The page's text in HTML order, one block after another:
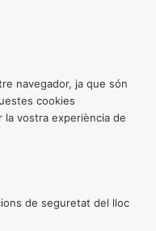
navegador, ja que són
cookies
la vostra experiència de
de seguretat del lloc